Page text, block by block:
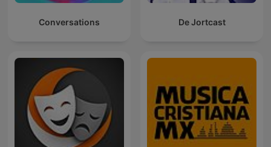
De Jortcast
Conversations